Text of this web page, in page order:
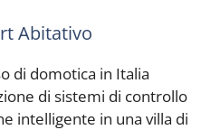
Abitativo
di domotica in Italia
di sistemi di controllo
intelligente in una villa di